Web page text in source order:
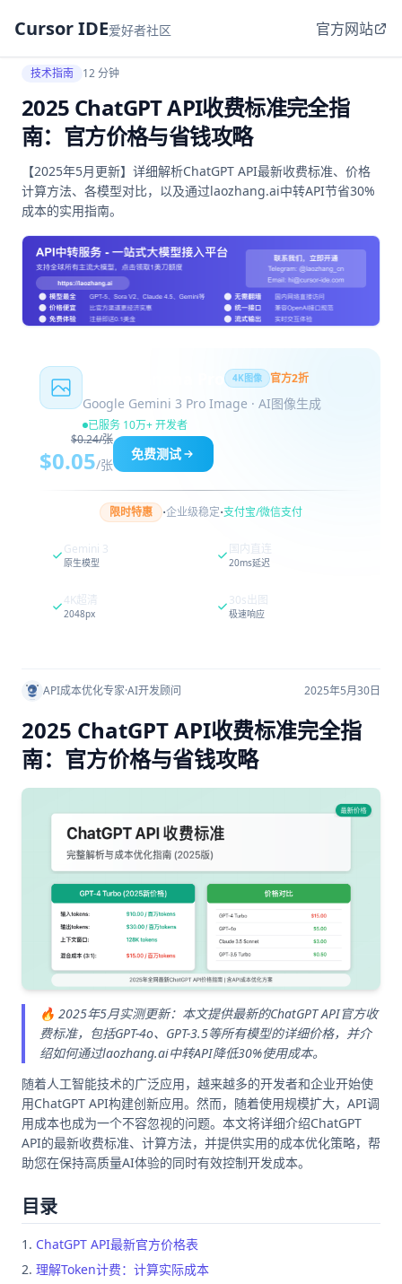
Cursor IDE爱好者社区 官方网站
技术指南 12 分钟
2025 ChatGPT API收费标准完全指
南：官方价格与省钱攻略
【2025年5月更新】详细解析ChatGPT API最新收费标准、价格
计算方法、各模型对比，以及通过laozhang.ai中转API节省30%
成本的实用指南。
4K图像 官方2折
Google Gemini 3 Pro Image · AI图像生成
已服务 10万+ 开发者
$0.24/张
$0.05/张
免费测试
限时特惠 ·企业级稳定·支付宝/微信支付
Gemini 3
原生模型
国内直连
20ms延迟
4K超清
2048px
30s出图
极速响应
API成本优化专家·AI开发顾问 2025年5月30日
2025 ChatGPT API收费标准完全指
南：官方价格与省钱攻略
🔥 2025年5月实测更新：本文提供最新的ChatGPT API官方收
费标准，包括GPT-4o、GPT-3.5等所有模型的详细价格，并介
绍如何通过laozhang.ai中转API降低30%使用成本。
随着人工智能技术的广泛应用，越来越多的开发者和企业开始使
用ChatGPT API构建创新应用。然而，随着使用规模扩大，API调
用成本也成为一个不容忽视的问题。本文将详细介绍ChatGPT
API的最新收费标准、计算方法，并提供实用的成本优化策略，帮
助您在保持高质量AI体验的同时有效控制开发成本。
目录
ChatGPT API最新官方价格表
理解Token计费：计算实际成本